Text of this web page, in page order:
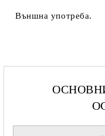
Външна употреба.